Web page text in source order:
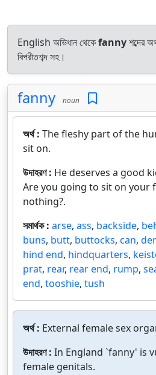
English অভিধান থেকেfannyশব্দের
বিপরীতশব্দ সহ।
fanny noun
অর্থ : The fleshy part of the
sit on.
উদাহরণ : He deserves a good
Are you going to sit on your
nothing?.
সমার্থক : arse, ass, backside,
buns, butt, buttocks, can,
hind end, hindquarters,
prat, rear, rear end, rump,
end, tooshie, tush
অর্থ : External female sex
উদাহরণ : In England `fanny' is
female genitals.